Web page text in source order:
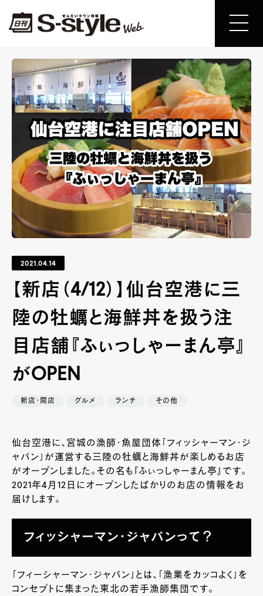
2021.04.14
【新店（4/12）】仙台空港に三
陸の牡蠣と海鮮丼を扱う注
目店舗『ふぃっしゃーまん亭』
がOPEN
新店・開店 グルメ ランチ その他
仙台空港に、宮城の漁師・魚屋団体「フィッシャーマン・ジ
ャパン」が運営する三陸の牡蠣と海鮮丼が楽しめるお店
がオープンしました。その名も『ふぃっしゃーまん亭』です。
2021年4月12日にオープンしたばかりのお店の情報をお
届けします。
フィッシャーマン・ジャパンって？
「フィーシャーマン・ジャパン」とは、「漁業をカッコよく」を
コンセプトに集まった東北の若手漁師集団です。